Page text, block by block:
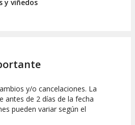
y viñedos
y/o cancelaciones. La
antes de 2 días de la fecha
pueden variar según el